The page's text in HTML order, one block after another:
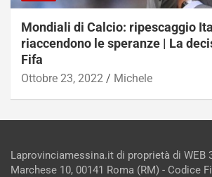
Mondiali di Calcio: ripescaggio
riaccendono le speranze | La
Fifa
Ottobre 23, 2022 Michele
Laprovinciamessina.it di proprietà di WEB
Marchese 10, 00141 Roma (RM) - Codice